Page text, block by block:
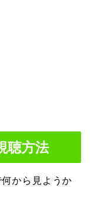
聴方法
から見ようか